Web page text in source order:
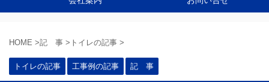
HOME >記 事 > トイレの記事 >
トイレの記事 工事例の記事 記 事